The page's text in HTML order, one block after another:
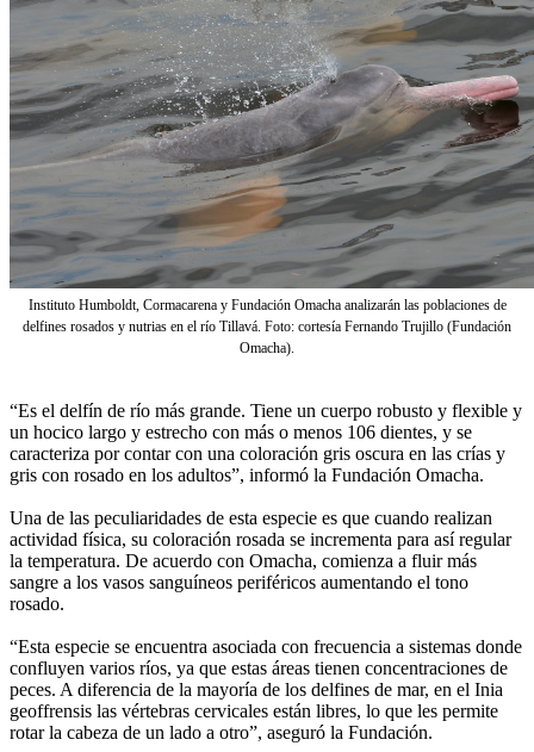
Instituto Humboldt, Cormacarena y Fundación Omacha analizarán las poblaciones de
delfines rosados y nutrias en el río Tillavá. Foto: cortesía Fernando Trujillo (Fundación
Omacha).
“Es el delfín de río más grande. Tiene un cuerpo robusto y flexible y
un hocico largo y estrecho con más o menos 106 dientes, y se
caracteriza por contar con una coloración gris oscura en las crías y
gris con rosado en los adultos”, informó la Fundación Omacha.
Una de las peculiaridades de esta especie es que cuando realizan
actividad física, su coloración rosada se incrementa para así regular
la temperatura. De acuerdo con Omacha, comienza a fluir más
sangre a los vasos sanguíneos periféricos aumentando el tono
rosado.
“Esta especie se encuentra asociada con frecuencia a sistemas donde
confluyen varios ríos, ya que estas áreas tienen concentraciones de
peces. A diferencia de la mayoría de los delfines de mar, en el Inia
geoffrensis las vértebras cervicales están libres, lo que les permite
rotar la cabeza de un lado a otro”, aseguró la Fundación.